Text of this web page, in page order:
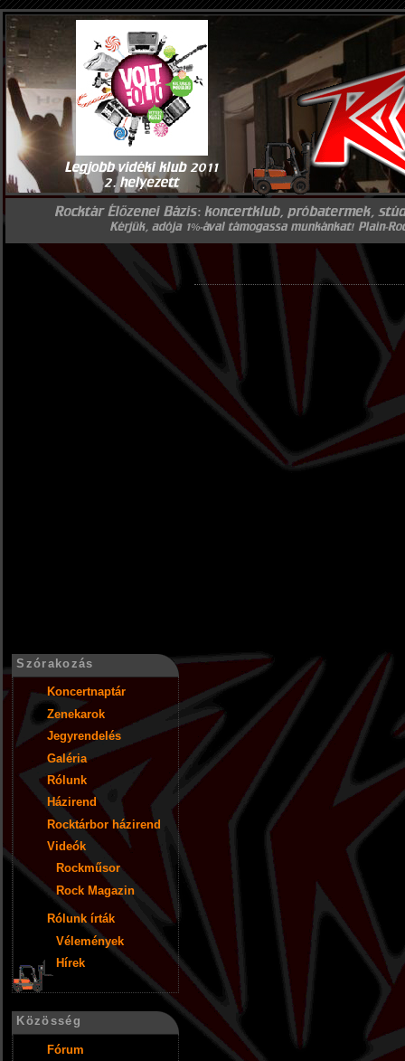
Szórakozás
Koncertnaptár
Zenekarok
Jegyrendelés
Galéria
Rólunk
Házirend
Rocktárbor házirend
Videók
Rockműsor
Rock Magazin
Rólunk írták
Vélemények
Hírek
Közösség
Fórum